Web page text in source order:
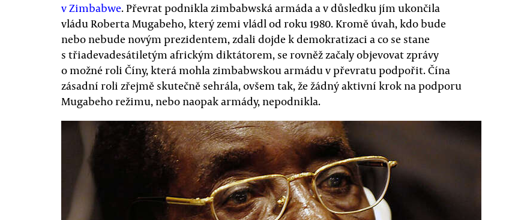
v Zimbabwe. Převrat podnikla zimbabwská armáda a v důsledku jím ukončila
vládu Roberta Mugabeho, který zemi vládl od roku 1980. Kromě úvah, kdo bude
nebo nebude novým prezidentem, zdali dojde k demokratizaci a co se stane
s třiadevadesátiletým africkým diktátorem, se rovněž začaly objevovat zprávy
o možné roli Číny, která mohla zimbabwskou armádu v převratu podpořit. Čína
zásadní roli zřejmě skutečně sehrála, ovšem tak, že žádný aktivní krok na podporu
Mugabeho režimu, nebo naopak armády, nepodnikla.